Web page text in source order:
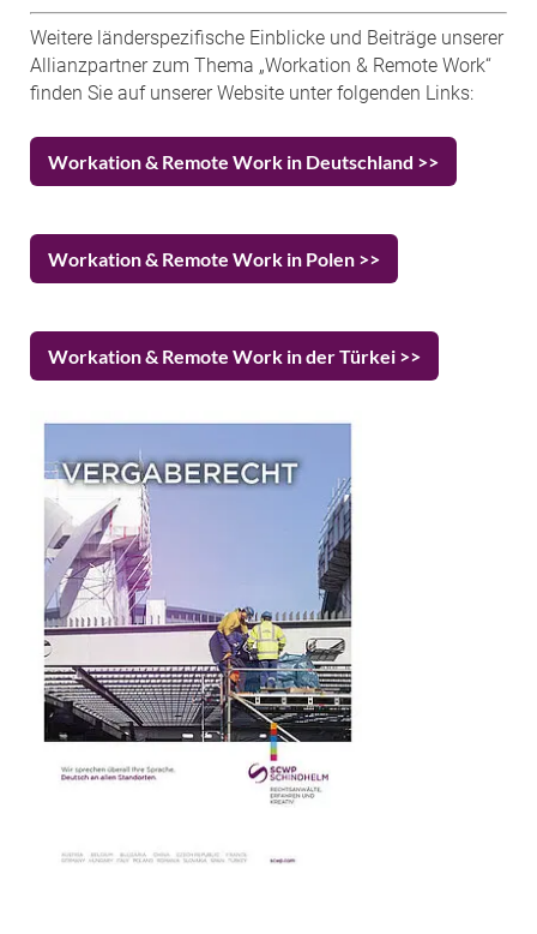
Weitere länderspezifische Einblicke und Beiträge unserer
Allianzpartner zum Thema „Workation & Remote Work“
finden Sie auf unserer Website unter folgenden Links:
Workation & Remote Work in Deutschland >>
Workation & Remote Work in Polen >>
Workation & Remote Work in der Türkei >>